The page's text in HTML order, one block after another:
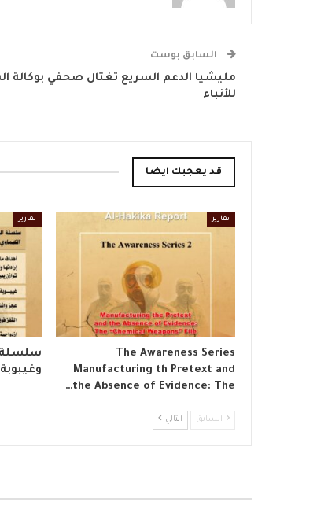
السابق بوست
مليشيا الدعم السريع تغتال صحفي بوكالة
للأنباء
قد يعجبك ايضا
تقارير
The Awareness Series
Manufacturing th Pretext and
the Absence of Evidence: The…
تقارير
​سلسلة
السابق التالي